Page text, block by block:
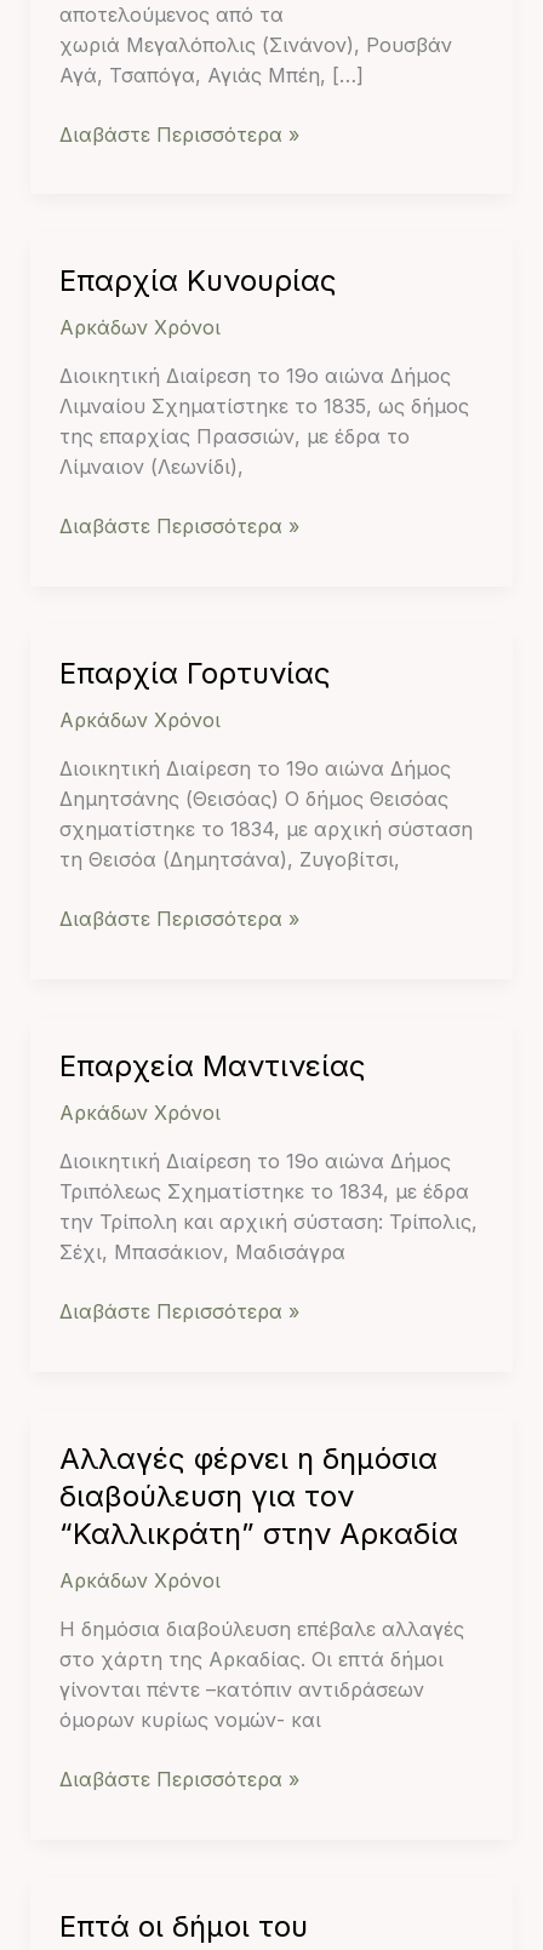
αποτελούμενος από τα
χωριά Μεγαλόπολις (Σινάνον), Ρουσβάν
Αγά, Τσαπόγα, Αγιάς Μπέη, […]
Διαβάστε Περισσότερα »
Επαρχία Κυνουρίας
Αρκάδων Χρόνοι
Διοικητική Διαίρεση το 19ο αιώνα Δήμος
Λιμναίου Σχηματίστηκε το 1835, ως δήμος
της επαρχίας Πρασσιών, με έδρα το
Λίμναιον (Λεωνίδι),
Επαρχία
Διαβάστε Περισσότερα »
Επαρχία Γορτυνίας
Αρκάδων Χρόνοι
Διοικητική Διαίρεση το 19ο αιώνα Δήμος
Δημητσάνης (Θεισόας) Ο δήμος Θεισόας
σχηματίστηκε το 1834, με αρχική σύσταση
τη Θεισόα (Δημητσάνα), Ζυγοβίτσι,
Επαρχία
Διαβάστε Περισσότερα »
Επαρχεία Μαντινείας
Αρκάδων Χρόνοι
Διοικητική Διαίρεση το 19ο αιώνα Δήμος
Τριπόλεως Σχηματίστηκε το 1834, με έδρα
την Τρίπολη και αρχική σύσταση: Τρίπολις,
Σέχι, Μπασάκιον, Μαδισάγρα
Επαρχεία
Μαντινείας
Διαβάστε Περισσότερα »
Αλλαγές φέρνει η δημόσια
διαβούλευση για τον
“Καλλικράτη” στην Αρκαδία
Αρκάδων Χρόνοι
Η δημόσια διαβούλευση επέβαλε αλλαγές
στο χάρτη της Αρκαδίας. Οι επτά δήμοι
γίνονται πέντε –κατόπιν αντιδράσεων
όμορων κυρίως νομών- και
Αλλαγές
φέρνει
η
δημόσια
διαβούλευση
τον
“Καλλικράτη”
στην
Αρκαδία
Διαβάστε Περισσότερα »
Επτά οι δήμοι του
Επτά